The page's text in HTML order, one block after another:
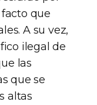
que
A su vez,
ilegal de
las
que se
altas